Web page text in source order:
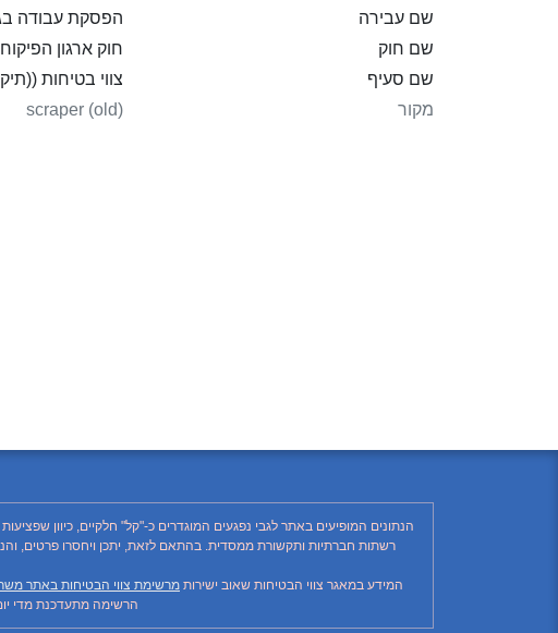
שם עבירה
הפסקת עבודה
שם חוק
חוק ארגון הפיקוח על
שם סעיף
צווי בטיחות ((תיקון מס' 10)-
מקור
scraper (old)
הנתונים המופיעים באתר לגבי נפגעים המוגדרים כ-"קל" חלקיים, כיוון
המידע במאגר צווי הבטיחות שאוב ישירות מרשימת צווי הבטיחות באתר
הרשימה מתעדכנת מדי